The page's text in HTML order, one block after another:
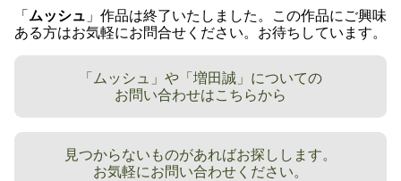
「 ムッシュ 」作品は終了いたしました。この作品にご興味
ある方はお気軽にお問合せください。お待ちしています。
「ムッシュ」や「増田誠」についての
お問い合わせはこちらから
見つからないものがあればお探しします。
お気軽にお問い合わせください。